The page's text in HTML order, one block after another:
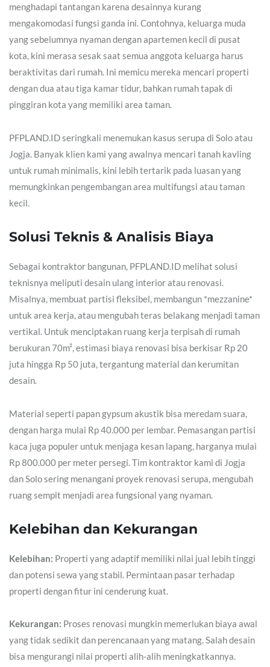
menghadapi tantangan karena desainnya kurang
mengakomodasi fungsi ganda ini. Contohnya, keluarga muda
yang sebelumnya nyaman dengan apartemen kecil di pusat
kota, kini merasa sesak saat semua anggota keluarga harus
beraktivitas dari rumah. Ini memicu mereka mencari properti
dengan dua atau tiga kamar tidur, bahkan rumah tapak di
pinggiran kota yang memiliki area taman.
PFPLAND.ID seringkali menemukan kasus serupa di Solo atau
Jogja. Banyak klien kami yang awalnya mencari tanah kavling
untuk rumah minimalis, kini lebih tertarik pada luasan yang
memungkinkan pengembangan area multifungsi atau taman
kecil.
Solusi Teknis & Analisis Biaya
Sebagai kontraktor bangunan, PFPLAND.ID melihat solusi
teknisnya meliputi desain ulang interior atau renovasi.
Misalnya, membuat partisi fleksibel, membangun *mezzanine*
untuk area kerja, atau mengubah teras belakang menjadi taman
vertikal. Untuk menciptakan ruang kerja terpisah di rumah
berukuran 70m², estimasi biaya renovasi bisa berkisar Rp 20
juta hingga Rp 50 juta, tergantung material dan kerumitan
desain.
Material seperti papan gypsum akustik bisa meredam suara,
dengan harga mulai Rp 40.000 per lembar. Pemasangan partisi
kaca juga populer untuk menjaga kesan lapang, harganya mulai
Rp 800.000 per meter persegi. Tim kontraktor kami di Jogja
dan Solo sering menangani proyek renovasi serupa, mengubah
ruang sempit menjadi area fungsional yang nyaman.
Kelebihan dan Kekurangan
Kelebihan: Properti yang adaptif memiliki nilai jual lebih tinggi
dan potensi sewa yang stabil. Permintaan pasar terhadap
properti dengan fitur ini cenderung kuat.
Kekurangan: Proses renovasi mungkin memerlukan biaya awal
yang tidak sedikit dan perencanaan yang matang. Salah desain
bisa mengurangi nilai properti alih-alih meningkatkannya.